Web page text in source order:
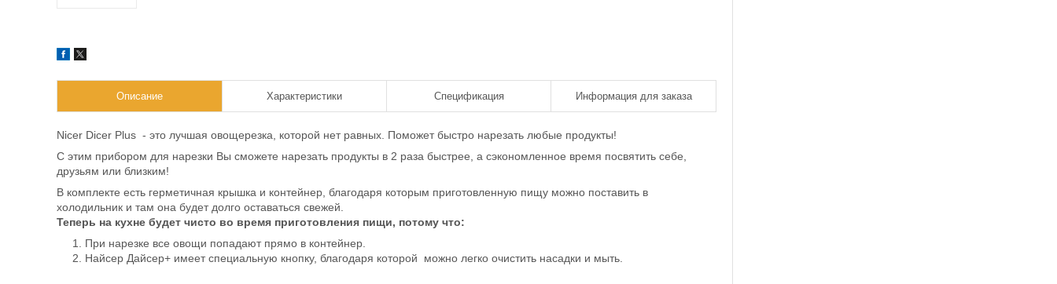
Описание Характеристики Спецификация Информация для заказа
Nicer Dicer Plus - это лучшая овощерезка, которой нет равных. Поможет быстро нарезать любые продукты!
С этим прибором для нарезки Вы сможете нарезать продукты в 2 раза быстрее, а сэкономленное время посвятить себе,
друзьям или близким!
В комплекте есть герметичная крышка и контейнер, благодаря которым приготовленную пищу можно поставить в
холодильник и там она будет долго оставаться свежей.
Теперь на кухне будет чисто во время приготовления пищи, потому что:
При нарезке все овощи попадают прямо в контейнер.
Найсер Дайсер+ имеет специальную кнопку, благодаря которой можно легко очистить насадки и мыть.